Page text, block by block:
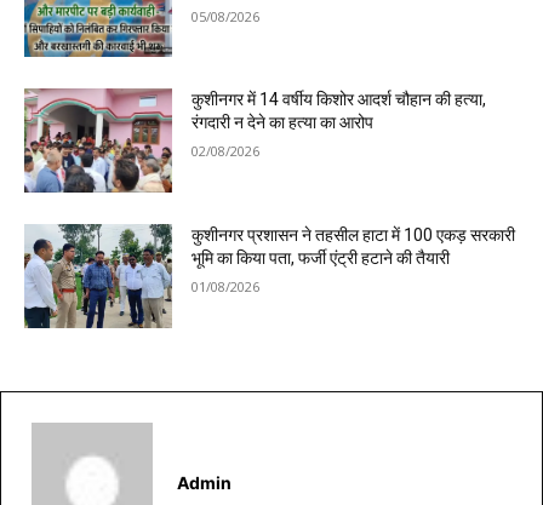
05/08/2026
कुशीनगर में 14 वर्षीय किशोर आदर्श चौहान की हत्या,
रंगदारी न देने का हत्या का आरोप
02/08/2026
कुशीनगर प्रशासन ने तहसील हाटा में 100 एकड़ सरकारी
भूमि का किया पता, फर्जी एंट्री हटाने की तैयारी
01/08/2026
Admin